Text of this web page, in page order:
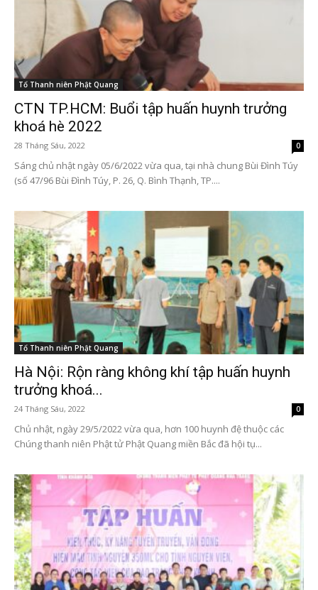
Tổ Thanh niên Phật Quang
CTN TP.HCM: Buổi tập huấn huynh trưởng
khoá hè 2022
28 Tháng Sáu, 2022 0
Sáng chủ nhật ngày 05/6/2022 vừa qua, tại nhà chung Bùi Đình Túy
(số 47/96 Bùi Đình Túy, P. 26, Q. Bình Thạnh, TP....
Tổ Thanh niên Phật Quang
Hà Nội: Rộn ràng không khí tập huấn huynh
trưởng khoá...
24 Tháng Sáu, 2022 0
Chủ nhật, ngày 29/5/2022 vừa qua, hơn 100 huynh đệ thuộc các
Chúng thanh niên Phật tử Phật Quang miền Bắc đã hội tụ...